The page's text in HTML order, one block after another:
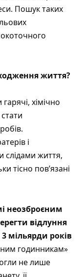
Пошук таких
життя?
хімічно
і
слідами життя,
тісно пов’язані
неозброєним
відлуння
мільярди років
годинникам»
не лише